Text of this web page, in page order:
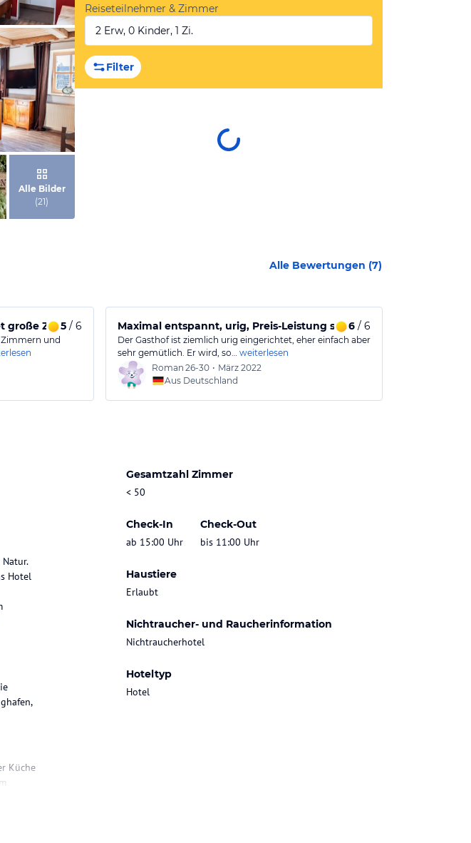
Alle Bilder
(21)
Reiseteilnehmer & Zimmer
2 Erw, 0 Kinder, 1 Zi.
Filter
Alle Bewertungen (7)
große Zimmer und eine gute Atmosphäre.
5/ 6
und
Maximal entspannt, urig, Preis-Leistung sehr gut
6/ 6
Der Gasthof ist ziemlich urig eingerichtet, eher einfach aber
sehr gemütlich. Er wird, so… weiterlesen
Roman 26-30 • März 2022
Aus Deutschland
Gesamtzahl Zimmer
< 50
Check-In
ab 15:00 Uhr
Check-Out
bis 11:00 Uhr
Haustiere
Erlaubt
Nichtraucher- und Raucherinformation
Nichtraucherhotel
Hoteltyp
Hotel
Hotel
Küche